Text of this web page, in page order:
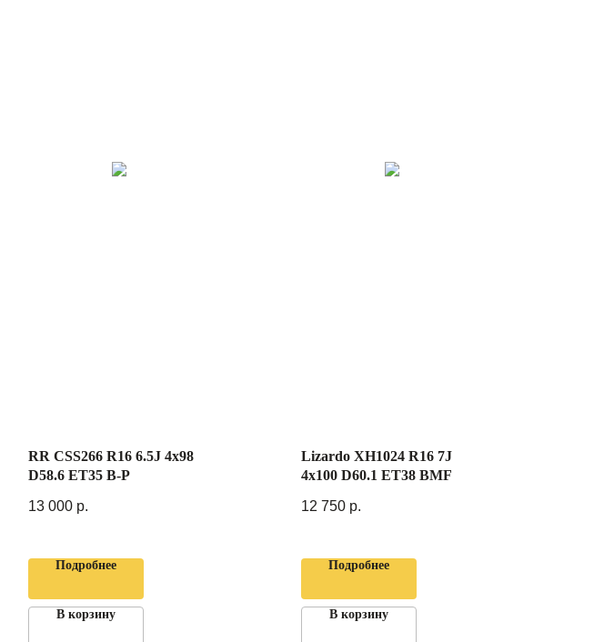
RR CSS266 R16 6.5J 4x98
D58.6 ET35 B-P
13 000 р.
Подробнее
В корзину
Lizardo XH1024 R16 7J
4x100 D60.1 ET38 BMF
12 750 р.
Подробнее
В корзину